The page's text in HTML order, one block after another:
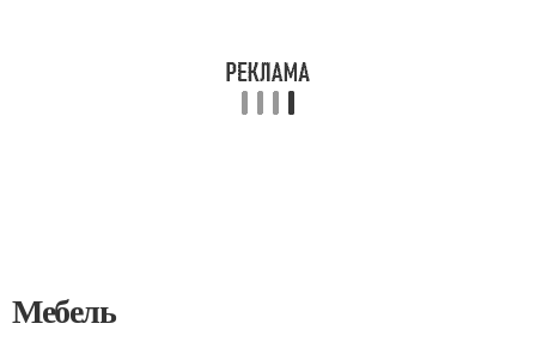
Мебель